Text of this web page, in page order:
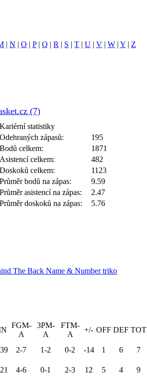
| N | O | P| Q | R | S | T | U | V | W | Y | Z
(7)
Kariérní statistiky
Odehraných zápasů:
195
Bodů celkem:
1871
Asistencí celkem:
482
Doskoků celkem:
1123
Průměr bodů na zápas:
9.59
Průměr asistencí na zápas:
2.47
Průměr doskoků na zápas:
5.76
The Back Name & Number triko
FGM-
A
3PM-
A
FTM-
A
+/- OFF DEF TOT
2-7 1-2 0-2 -14 1 6 7
4-6 0-1 2-3 12 5 4 9